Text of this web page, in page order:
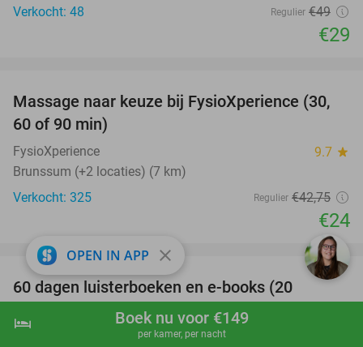
shopping_cart Boek nu
hotel Boek nu voor €149
per kamer, per nacht
Verkocht: 48
Regulier €49
€29
44%
Massage naar keuze bij FysioXperience (30,
60 of 90 min)
FysioXperience 9.7 star
Brunssum (+2 locaties) (7 km)
Verkocht: 325
Regulier €42,75
€24
100%
favorite_border
60 dagen luisterboeken en e-books (20
OPEN IN APP close